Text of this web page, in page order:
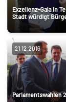
Exzellenz-Gala in
Stadt würdigt
21.12.2016
Parlamentswahlen